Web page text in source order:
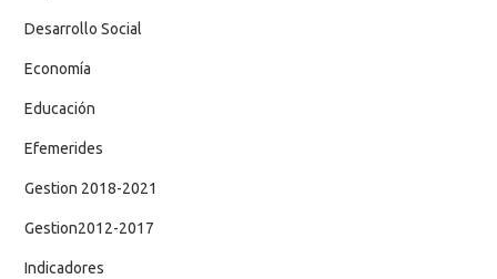
Desarrollo Social
Economía
Educación
Efemerides
Gestion 2018-2021
Gestion2012-2017
Indicadores